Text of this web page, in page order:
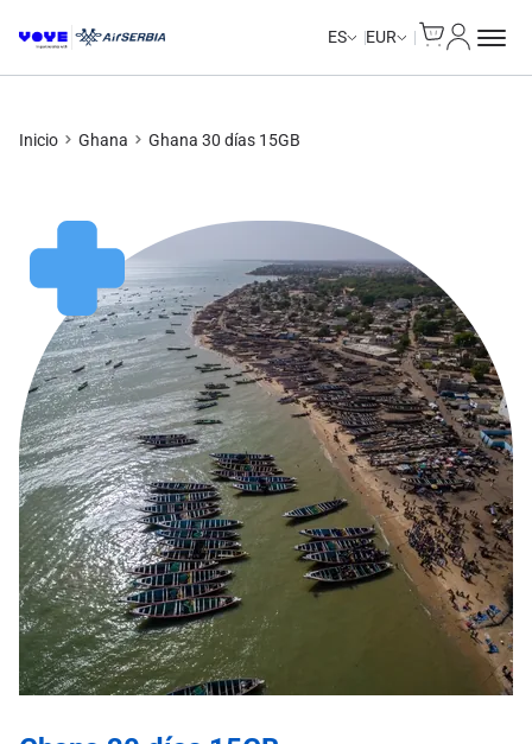
ES EUR
Inicio Ghana Ghana 30 días 15GB